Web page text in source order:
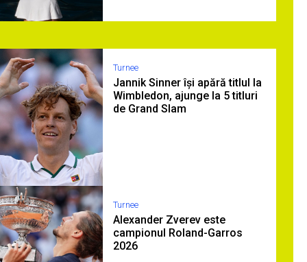
Turnee
Jannik Sinner își apără titlul la
Wimbledon, ajunge la 5 titluri
de Grand Slam
Turnee
Alexander Zverev este
campionul Roland-Garros
2026